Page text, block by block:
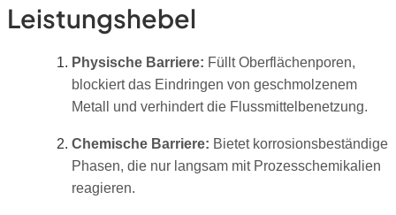
Leistungshebel
Physische Barriere: Füllt Oberflächenporen,
blockiert das Eindringen von geschmolzenem
Metall und verhindert die Flussmittelbenetzung.
Chemische Barriere: Bietet korrosionsbeständige
Phasen, die nur langsam mit Prozesschemikalien
reagieren.